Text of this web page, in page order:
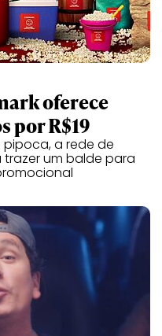
oferece
por R$19
a rede de
um balde para